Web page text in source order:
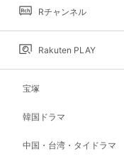
Rチャンネル
Rakuten PLAY
宝塚
韓国ドラマ
中国・台湾・タイドラマ